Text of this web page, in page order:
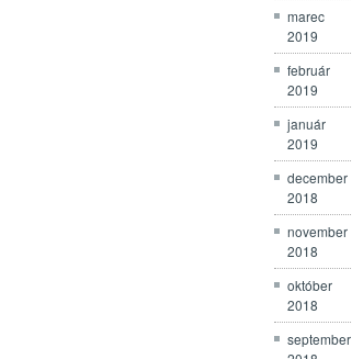
marec
2019
február
2019
január
2019
december
2018
november
2018
október
2018
september